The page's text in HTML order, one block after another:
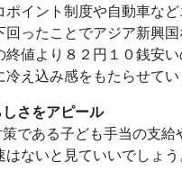
イント制度や自動車な
ったことでアジア新興
値より８２円１０銭安
え込み感をもたらせてい
さをアピール
である子ども手当の支
ないと見ていいでしょう